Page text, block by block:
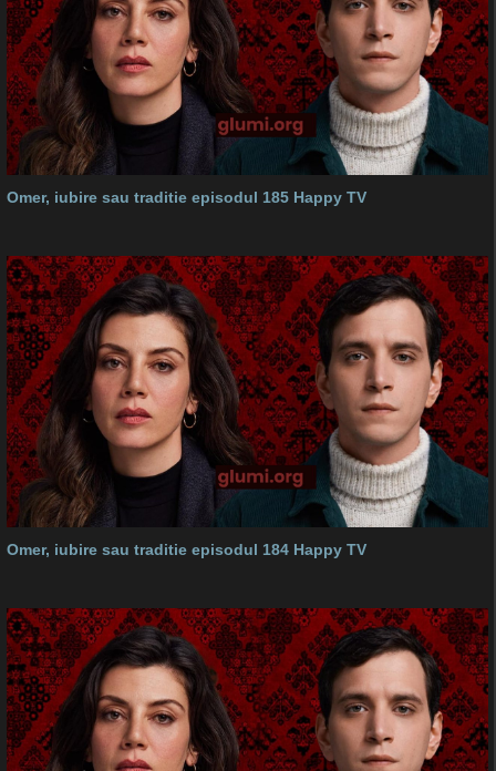
Omer, iubire sau traditie episodul 185 Happy TV
Omer, iubire sau traditie episodul 184 Happy TV